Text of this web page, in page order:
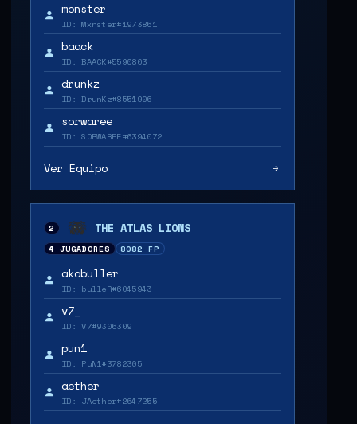
monster
ID: Mxnster#1973861
baack
ID: BAACK#5590803
drunkz
ID: DrunKz#8551906
sorwaree
ID: SORWAREE#6394072
Ver Equipo
2 THE ATLAS LIONS
4 JUGADORES 8082 FP
akabuller
ID: bulleR#6045943
v7_
ID: V7#9306309
pun1
ID: PuN1#3782305
aether
ID: JAether#2647255